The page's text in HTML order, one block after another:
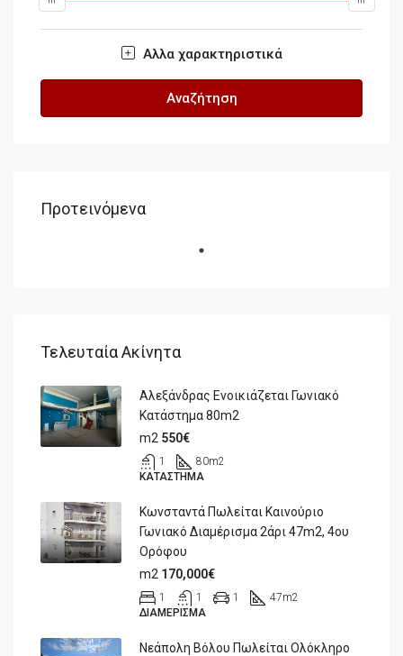
Αλλα χαρακτηριστικά
Αναζήτηση
Προτεινόμενα
Τελευταία Ακίνητα
Αλεξάνδρας Ενοικιάζεται Γωνιακό
Κατάστημα 80m2
m2 550€
1 80m2
ΚΑΤΆΣΤΗΜΑ
Κωνσταντά Πωλείται Καινούριο
Γωνιακό Διαμέρισμα 2άρι 47m2, 4ου
Ορόφου
m2 170,000€
1 1 1 47m2
ΔΙΑΜΈΡΙΣΜΑ
Νεάπολη Βόλου Πωλείται Ολόκληρο